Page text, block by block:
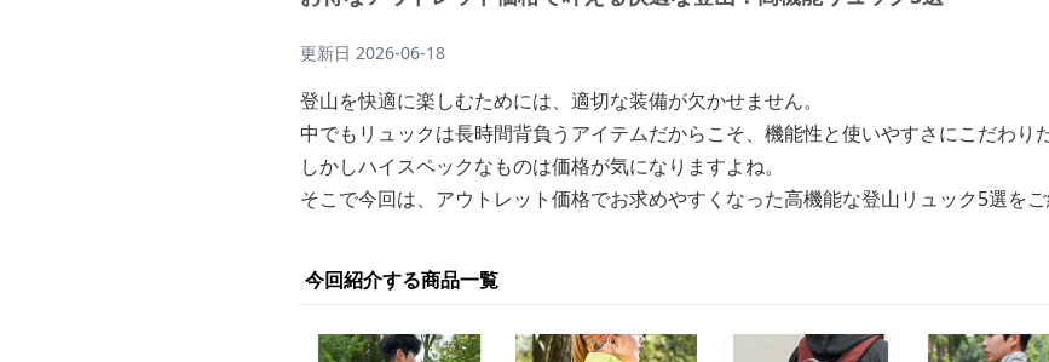
更新日 2026-06-18
登山を快適に楽しむためには、適切な装備が欠かせません。
中でもリュックは長時間背負うアイテムだからこそ、機能性と使いやすさにこだわり
しかしハイスペックなものは価格が気になりますよね。
そこで今回は、アウトレット価格でお求めやすくなった高機能な登山リュック5選をご
今回紹介する商品一覧